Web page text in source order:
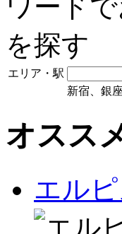
エリア・駅
新宿、銀
オスス
エル